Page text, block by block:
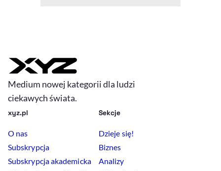
Medium nowej kategorii dla ludzi
ciekawych świata.
xyz.pl
O nas
Subskrypcja
Subskrypcja akademicka
Sekcje
Dzieje się!
Biznes
Analizy